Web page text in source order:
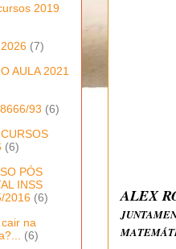
ALEX
2019
(7)
AULA 2021
93 (6)
(6)
PÓS
INSS
2016 (6)
na
(6)